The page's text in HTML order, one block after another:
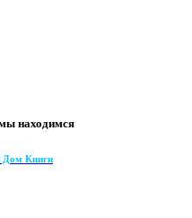
находимся
Дом Книги